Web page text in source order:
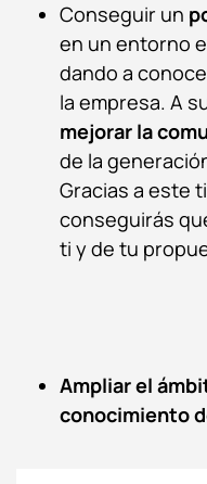
Conseguir un
en un entorno
dando a
la empresa. A
mejorar la
de la
Gracias a este
conseguirás
ti y de tu
Ampliar el
conocimiento